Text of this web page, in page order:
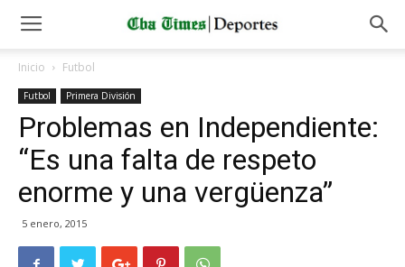
Inicio Futbol
Futbol Primera División
Problemas en Independiente:
“Es una falta de respeto
enorme y una vergüenza”
5 enero, 2015